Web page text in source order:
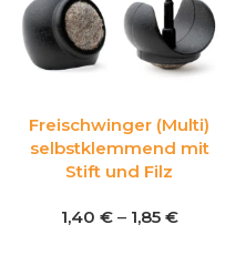
Freischwinger (Multi)
selbstklemmend mit
Stift und Filz
1,40 € – 1,85 €